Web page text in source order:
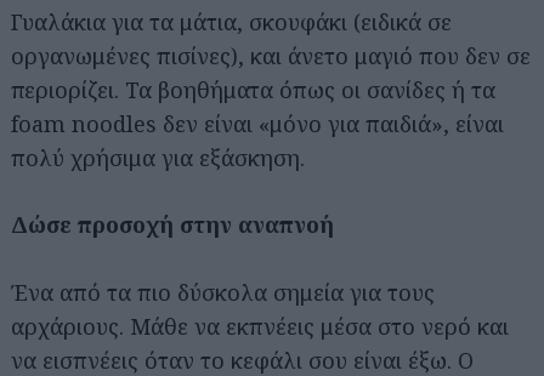
Γυαλάκια για τα μάτια, σκουφάκι (ειδικά σε
οργανωμένες πισίνες), και άνετο μαγιό που δεν σε
περιορίζει. Τα βοηθήματα όπως οι σανίδες ή τα
foam noodles δεν είναι «μόνο για παιδιά», είναι
πολύ χρήσιμα για εξάσκηση.
Δώσε προσοχή στην αναπνοή
Ένα από τα πιο δύσκολα σημεία για τους
αρχάριους. Μάθε να εκπνέεις μέσα στο νερό και
να εισπνέεις όταν το κεφάλι σου είναι έξω. Ο